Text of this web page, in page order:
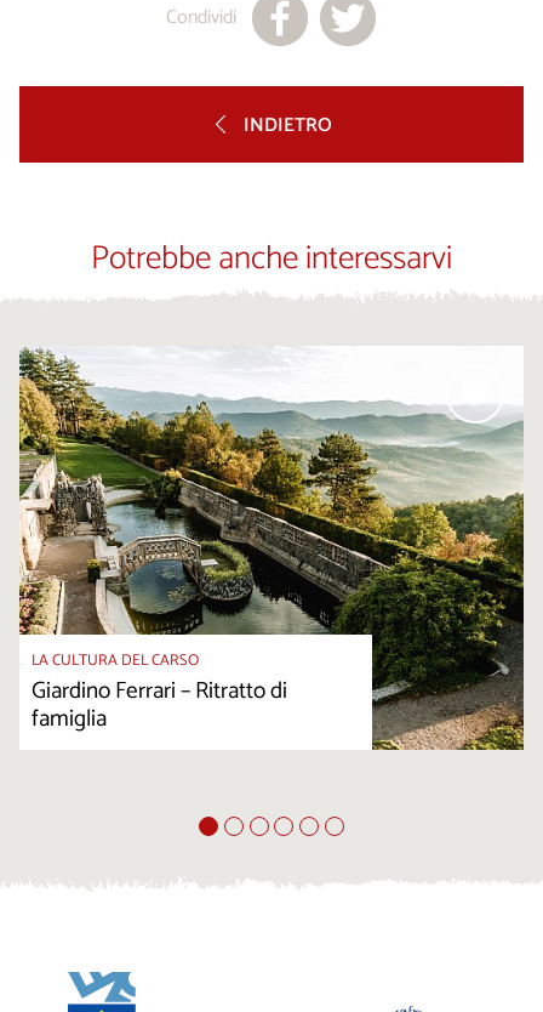
Condividi
INDIETRO
Potrebbe anche interessarvi
LA CULTURA DEL CARSO
Giardino Ferrari – Ritratto di
famiglia